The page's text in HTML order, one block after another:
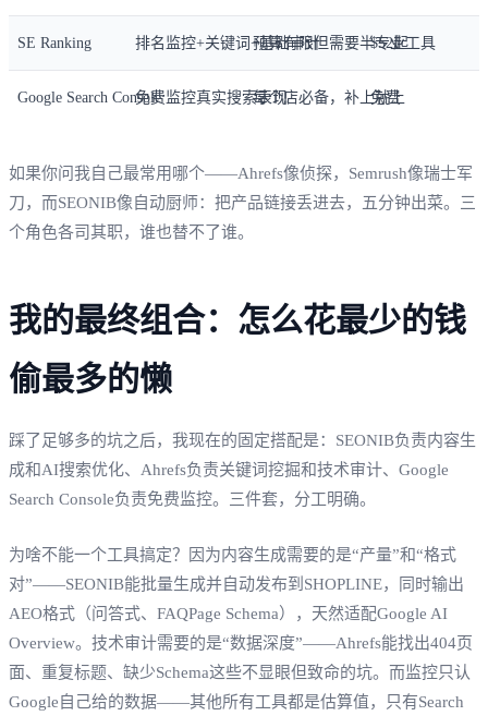
SE Ranking 排名监控+关键词+基础审计预算有限但需要半专业工具
$52起
Google Search Console免费监控真实搜索表现每个店必备，补上就上
免费
如果你问我自己最常用哪个——Ahrefs像侦探，Semrush像瑞士军
刀，而SEONIB像自动厨师：把产品链接丢进去，五分钟出菜。三
个角色各司其职，谁也替不了谁。
我的最终组合：怎么花最少的钱
偷最多的懒
踩了足够多的坑之后，我现在的固定搭配是：SEONIB负责内容生
成和AI搜索优化、Ahrefs负责关键词挖掘和技术审计、Google
Search Console负责免费监控。三件套，分工明确。
为啥不能一个工具搞定？因为内容生成需要的是“产量”和“格式
对”——SEONIB能批量生成并自动发布到SHOPLINE，同时输出
AEO格式（问答式、FAQPage Schema），天然适配Google AI
Overview。技术审计需要的是“数据深度”——Ahrefs能找出404页
面、重复标题、缺少Schema这些不显眼但致命的坑。而监控只认
Google自己给的数据——其他所有工具都是估算值，只有Search